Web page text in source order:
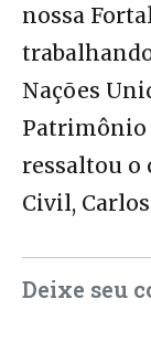
nossa
Nações
Patrimônio
ressaltou o
Civil,
Deixe seu